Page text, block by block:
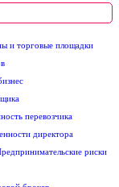
и торговые площадки
перевозчика
директора
риски